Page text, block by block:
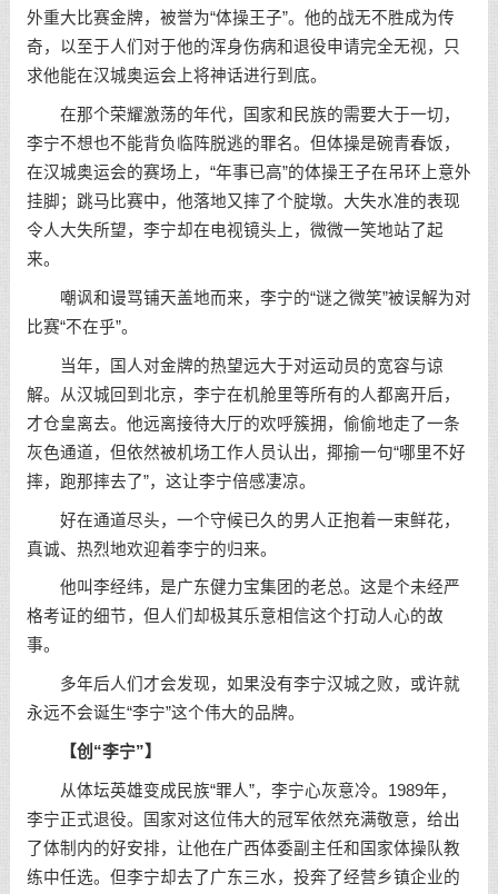
外重大比赛金牌，被誉为“体操王子”。他的战无不胜成为传
奇，以至于人们对于他的浑身伤病和退役申请完全无视，只
求他能在汉城奥运会上将神话进行到底。
在那个荣耀激荡的年代，国家和民族的需要大于一切，
李宁不想也不能背负临阵脱逃的罪名。但体操是碗青春饭，
在汉城奥运会的赛场上，“年事已高”的体操王子在吊环上意外
挂脚；跳马比赛中，他落地又摔了个腚墩。大失水准的表现
令人大失所望，李宁却在电视镜头上，微微一笑地站了起
来。
嘲讽和谩骂铺天盖地而来，李宁的“谜之微笑”被误解为对
比赛“不在乎”。
当年，国人对金牌的热望远大于对运动员的宽容与谅
解。从汉城回到北京，李宁在机舱里等所有的人都离开后，
才仓皇离去。他远离接待大厅的欢呼簇拥，偷偷地走了一条
灰色通道，但依然被机场工作人员认出，揶揄一句“哪里不好
摔，跑那摔去了”，这让李宁倍感凄凉。
好在通道尽头，一个守候已久的男人正抱着一束鲜花，
真诚、热烈地欢迎着李宁的归来。
他叫李经纬，是广东健力宝集团的老总。这是个未经严
格考证的细节，但人们却极其乐意相信这个打动人心的故
事。
多年后人们才会发现，如果没有李宁汉城之败，或许就
永远不会诞生“李宁”这个伟大的品牌。
【创“李宁”】
从体坛英雄变成民族“罪人”，李宁心灰意冷。1989年，
李宁正式退役。国家对这位伟大的冠军依然充满敬意，给出
了体制内的好安排，让他在广西体委副主任和国家体操队教
练中任选。但李宁却去了广东三水，投奔了经营乡镇企业的